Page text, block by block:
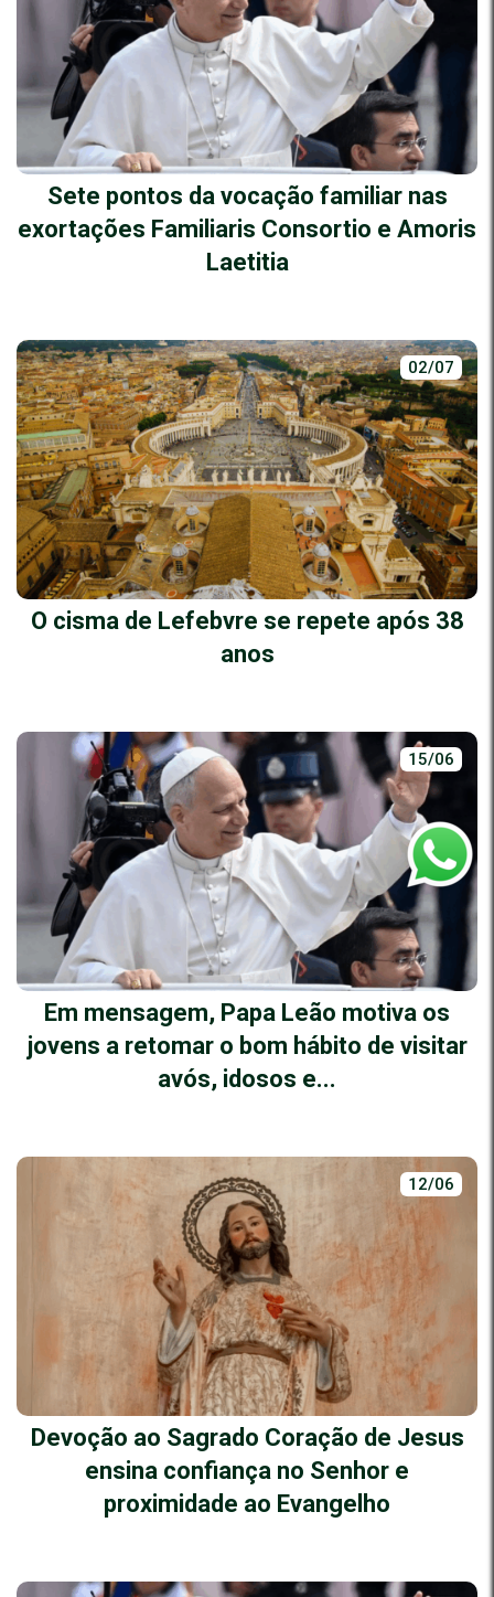
Sete pontos da vocação familiar nas
exortações Familiaris Consortio e Amoris
Laetitia
02/07
O cisma de Lefebvre se repete após 38
anos
15/06
Em mensagem, Papa Leão motiva os
jovens a retomar o bom hábito de visitar
avós, idosos e...
12/06
Devoção ao Sagrado Coração de Jesus
ensina confiança no Senhor e
proximidade ao Evangelho